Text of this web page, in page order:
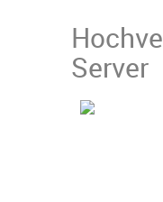
Server